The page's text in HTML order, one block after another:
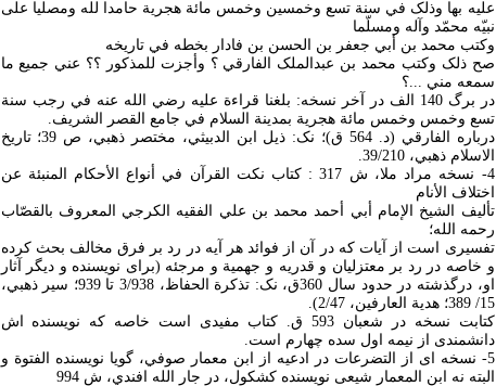
عليه بها وذلک في سنة تسع وخمسين وخمس مائة هجرية حامدا لله ومصليا علی
نبيّه محمّد وآله ومسلّما
وکتب محمد بن أبي جعفر بن الحسن بن فادار بخطه في تاريخه
صح ذلک وکتب محمد بن عبدالملک الفارقي ؟ وأجزت للمذکور ؟؟ عني جميع ما
سمعه مني ...؟
در برگ 140 الف در آخر نسخه: بلغنا قراءة عليه رضي الله عنه في رجب سنة
تسع وخمس وخمس مائة هجرية بمدينة السلام في جامع القصر الشريف.
درباره الفارقي (د. 564 ق)؛ نک: ذيل ابن الدبيثي، مختصر ذهبي، ص 39؛ تاريخ
الاسلام ذهبي، 39/210.
4- نسخه مراد ملا، ش 317 : کتاب نکت القرآن في أنواع الأحکام المنبئة عن
اختلاف الأنام
تأليف الشيخ الإمام أبي أحمد محمد بن علي الفقيه الکرجي المعروف بالقصّاب
رحمه الله؛
تفسيری است از آيات که در آن از فوائد هر آيه در رد بر فرق مخالف بحث کرده
و خاصه در رد بر معتزليان و قدريه و جهمية و مرجئه (برای نويسنده و ديگر آثار
او، درگذشته در حدود سال 360ق، نک: تذکرة الحفاظ، 3/938 تا 939؛ سير ذهبي،
15/ 389؛ هدية العارفين، 2/47).
کتابت نسخه در شعبان 593 ق. کتاب مفيدی است خاصه که نويسنده اش
دانشمندی از نيمه اول سده چهارم است.
5- نسخه ای از التضرعات در ادعيه از ابن معمار صوفي، گويا نويسنده الفتوة و
البته نه ابن المعمار شيعی نويسنده کشکول، در جار الله افندي، ش 994